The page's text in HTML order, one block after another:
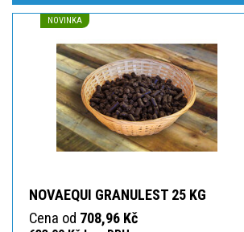
NOVINKA
NOVAEQUI GRANULEST 25 KG
Cena od 708,96 Kč